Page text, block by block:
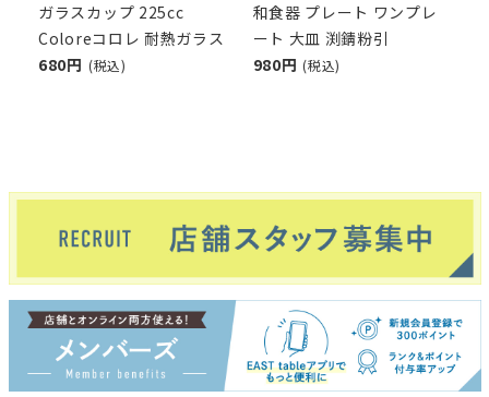
ガラスカップ 225cc
Coloreコロレ 耐熱ガラス
680円 (税込)
和食器 プレート ワンプレ
ート 大皿 渕錆粉引
980円 (税込)